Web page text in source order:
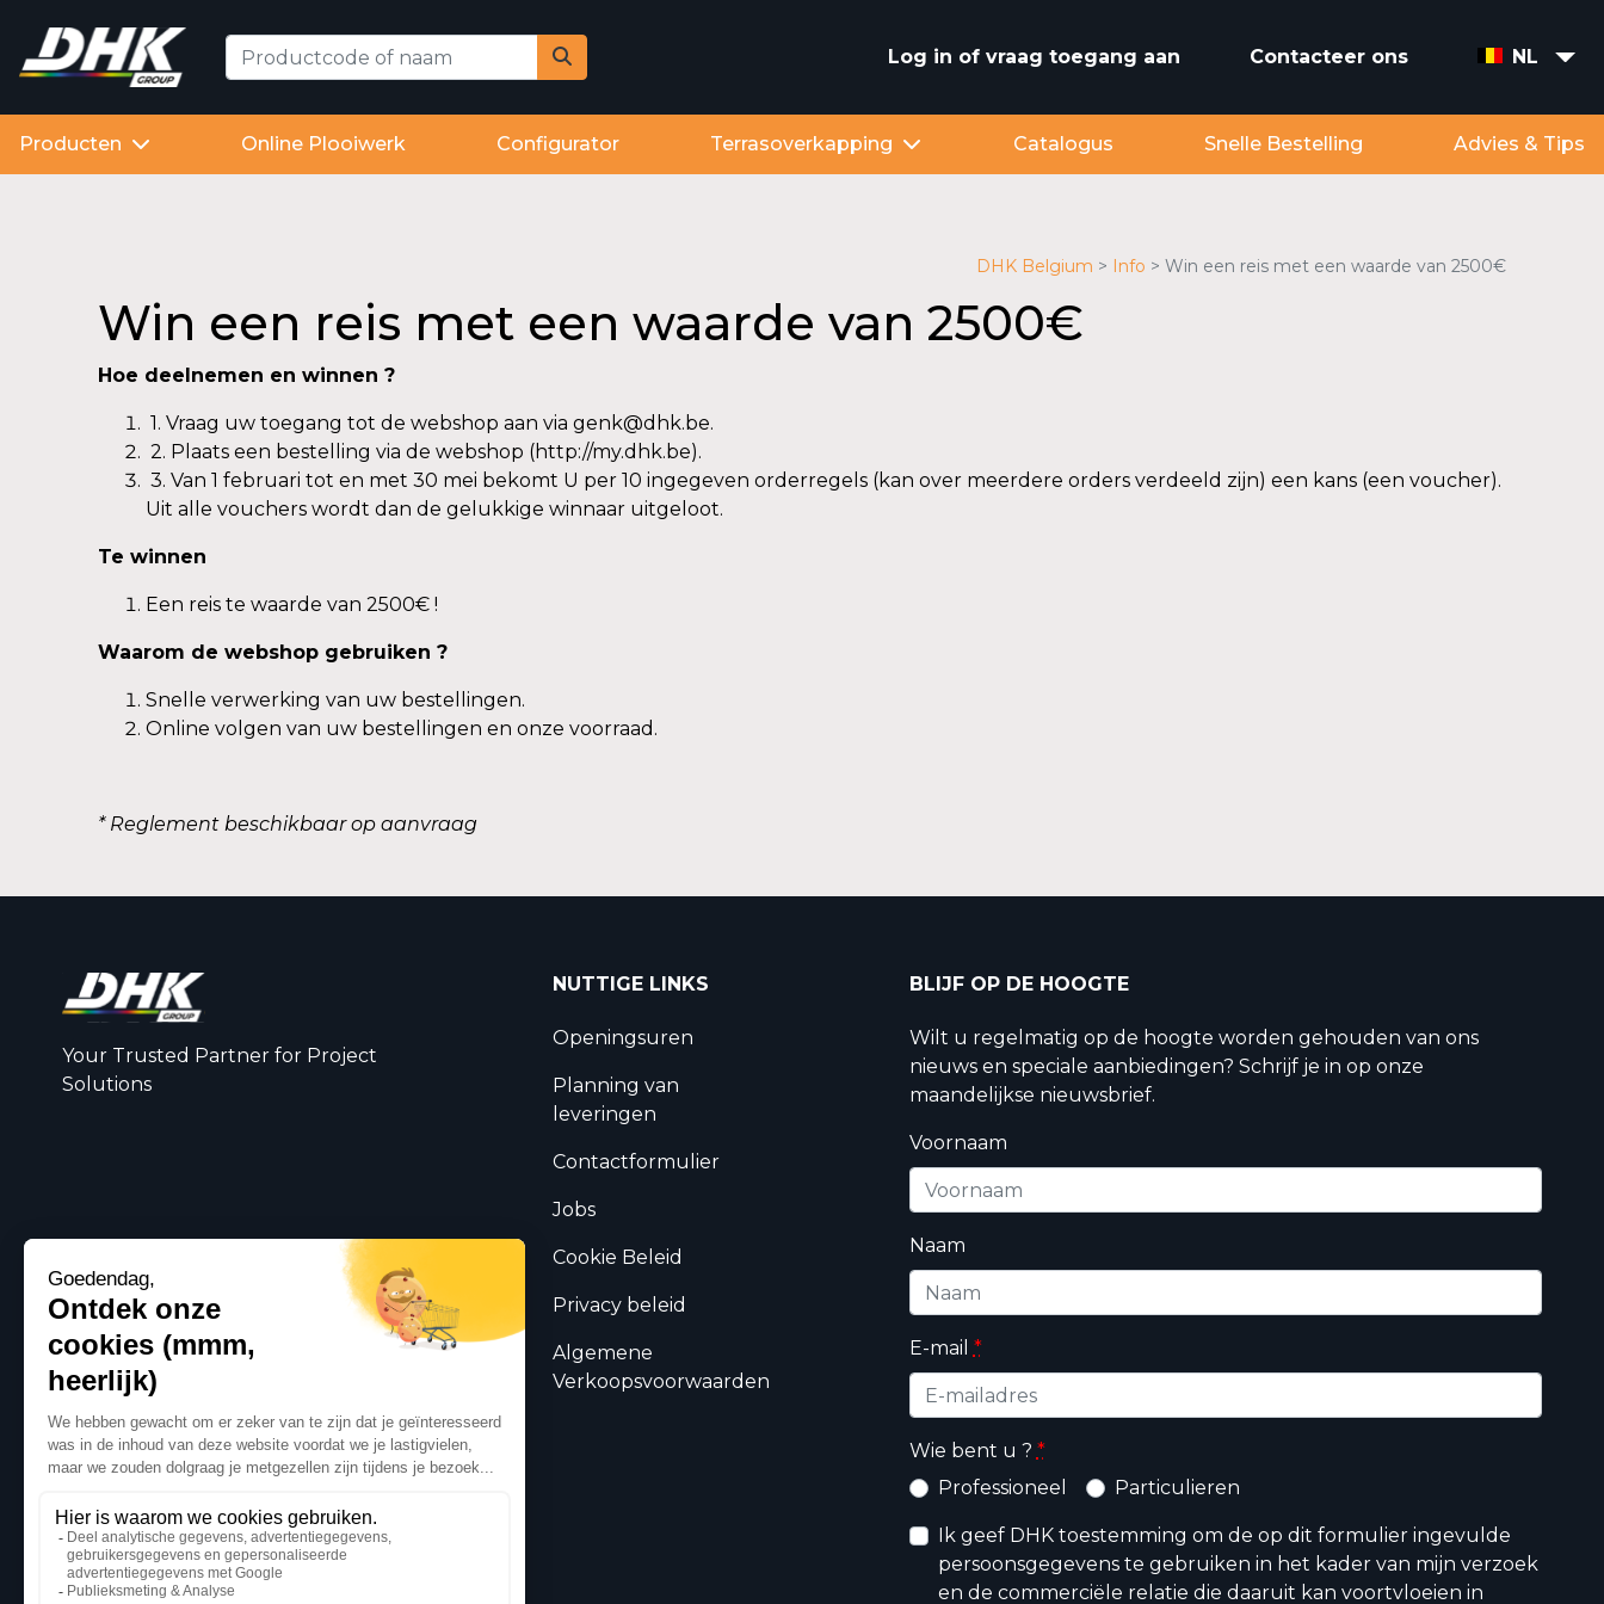
Log in of vraag toegang aan Contacteer ons NL
Producten Online Plooiwerk Configurator Terrasoverkapping Catalogus Snelle Bestelling Advies & Tips
DHK Belgium Info Win een reis met een waarde van 2500€
Win een reis met een waarde van 2500€
Hoe deelnemen en winnen ?
1. Vraag uw toegang tot de webshop aan via genk@dhk.be.
2. Plaats een bestelling via de webshop (http://my.dhk.be).
3. Van 1 februari tot en met 30 mei bekomt U per 10 ingegeven orderregels (kan over meerdere orders verdeeld zijn) een kans (een voucher).
Uit alle vouchers wordt dan de gelukkige winnaar uitgeloot.
Te winnen
Een reis te waarde van 2500€ !
Waarom de webshop gebruiken ?
Snelle verwerking van uw bestellingen.
Online volgen van uw bestellingen en onze voorraad.
* Reglement beschikbaar op aanvraag
Your Trusted Partner for Project
Solutions
NUTTIGE LINKS
Openingsuren
Planning van
leveringen
Contactformulier
Jobs
Cookie Beleid
Privacy beleid
Algemene
Verkoopsvoorwaarden
BLIJF OP DE HOOGTE
Wilt u regelmatig op de hoogte worden gehouden van ons
nieuws en speciale aanbiedingen? Schrijf je in op onze
maandelijkse nieuwsbrief.
Voornaam
Naam
E-mail *
Wie bent u ? *
Professioneel
Particulieren
Ik geef DHK toestemming om de op dit formulier ingevulde
persoonsgegevens te gebruiken in het kader van mijn verzoek
en de commerciële relatie die daaruit kan voortvloeien in